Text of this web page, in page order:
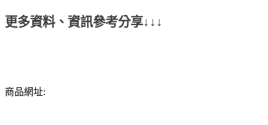
更多資料、資訊參考分享↓↓↓
商品網址: